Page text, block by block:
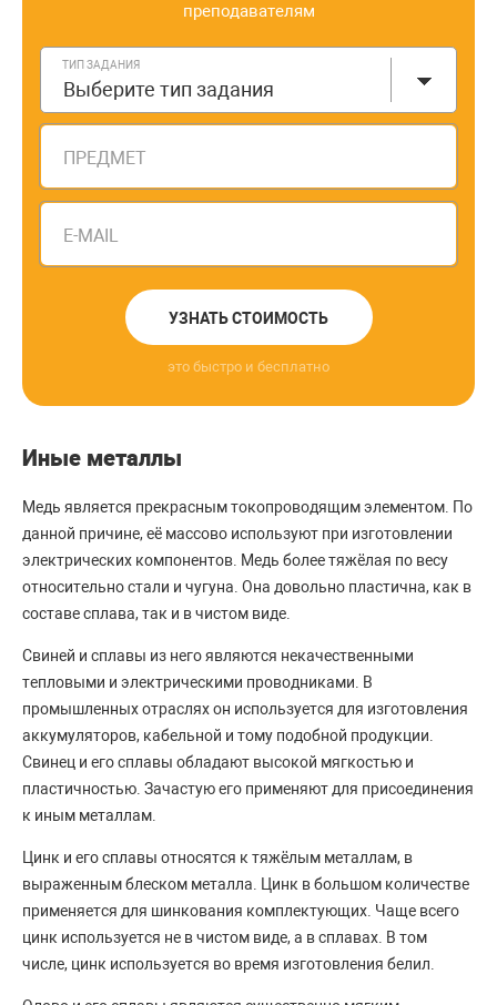
преподавателям
ТИП ЗАДАНИЯ
Выберите тип задания
ПРЕДМЕТ
E-MAIL
УЗНАТЬ СТОИМОСТЬ
это быстро и бесплатно
Иные металлы
Медь является прекрасным токопроводящим элементом. По
данной причине, её массово используют при изготовлении
электрических компонентов. Медь более тяжёлая по весу
относительно стали и чугуна. Она довольно пластична, как в
составе сплава, так и в чистом виде.
Свиней и сплавы из него являются некачественными
тепловыми и электрическими проводниками. В
промышленных отраслях он используется для изготовления
аккумуляторов, кабельной и тому подобной продукции.
Свинец и его сплавы обладают высокой мягкостью и
пластичностью. Зачастую его применяют для присоединения
к иным металлам.
Цинк и его сплавы относятся к тяжёлым металлам, в
выраженным блеском металла. Цинк в большом количестве
применяется для шинкования комплектующих. Чаще всего
цинк используется не в чистом виде, а в сплавах. В том
числе, цинк используется во время изготовления белил.